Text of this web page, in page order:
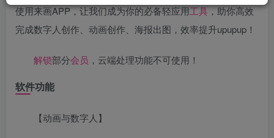
使用来画APP，让我们成为你的必备轻应用工具，助你高效
完成数字人创作、动画创作、海报出图，效率提升upupup！
解锁部分会员 ，云端处理功能不可使用！
软件功能
【动画与数字人】